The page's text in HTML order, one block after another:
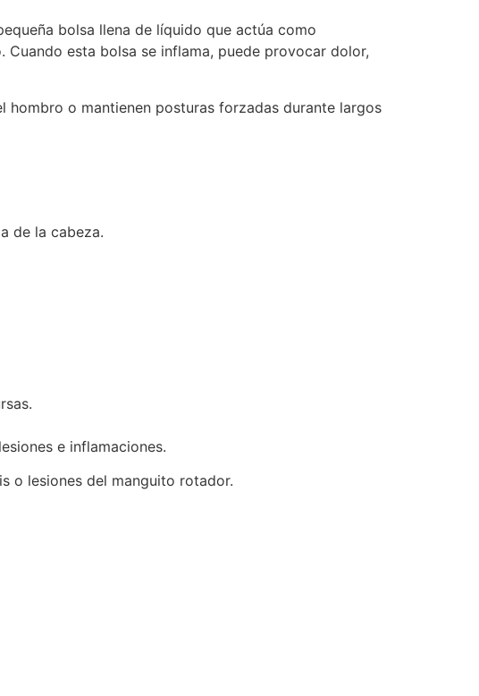
bolsa llena de líquido que actúa como
esta bolsa se inflama, puede provocar dolor,
hombro o mantienen posturas forzadas durante largos
de la cabeza.
e inflamaciones.
o lesiones del manguito rotador.